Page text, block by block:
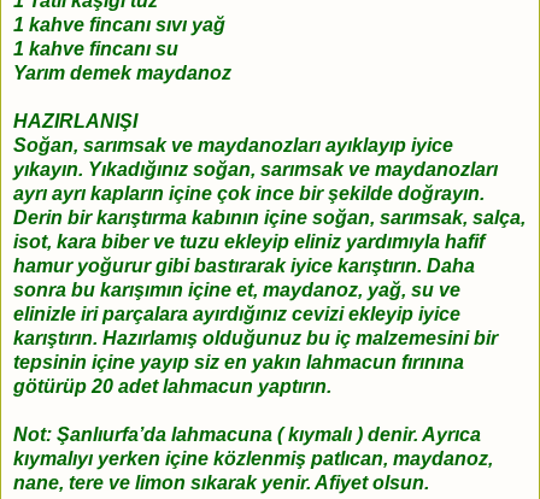
1 kahve fincanı sıvı yağ
1 kahve fincanı su
Yarım demek maydanoz
HAZIRLANIŞI
Soğan, sarımsak ve maydanozları ayıklayıp iyice
yıkayın. Yıkadığınız soğan, sarımsak ve maydanozları
ayrı ayrı kapların içine çok ince bir şekilde doğrayın.
Derin bir karıştırma kabının içine soğan, sarımsak, salça,
isot, kara biber ve tuzu ekleyip eliniz yardımıyla hafif
hamur yoğurur gibi bastırarak iyice karıştırın. Daha
sonra bu karışımın içine et, maydanoz, yağ, su ve
elinizle iri parçalara ayırdığınız cevizi ekleyip iyice
karıştırın. Hazırlamış olduğunuz bu iç malzemesini bir
tepsinin içine yayıp siz en yakın lahmacun fırınına
götürüp 20 adet lahmacun yaptırın.
Not: Şanlıurfa’da lahmacuna ( kıymalı ) denir. Ayrıca
kıymalıyı yerken içine közlenmiş patlıcan, maydanoz,
nane, tere ve limon sıkarak yenir. Afiyet olsun.